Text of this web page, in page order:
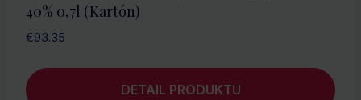
40% 0,7l (kartón)
€93.35
DETAIL PRODUKTU